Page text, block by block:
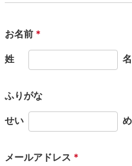
お名前 *
姓
ふりがな
せい
メールアドレス *